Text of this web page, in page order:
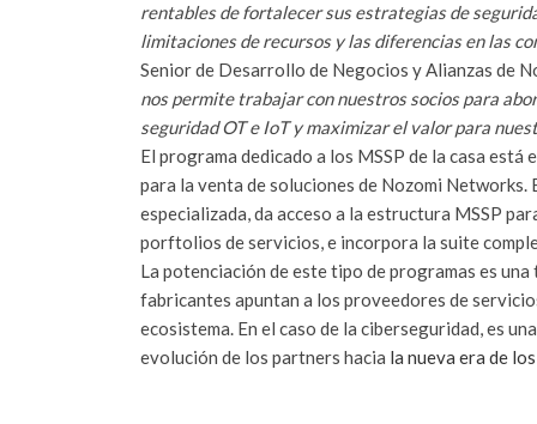
rentables de fortalecer sus estrategias de
limitaciones de recursos y las diferencias en las
Senior de Desarrollo de Negocios y Alianzas de
nos permite trabajar con nuestros socios para
seguridad OT e IoT y maximizar el valor para
El programa dedicado a los MSSP de la casa está
para la venta de soluciones de Nozomi
especializada, da acceso a la estructura MSSP
porftolios de servicios, e incorpora la suite
La potenciación de este tipo de programas es
fabricantes apuntan a los proveedores de
ecosistema. En el caso de la ciberseguridad, es
evolución de los partners hacia la nueva era de